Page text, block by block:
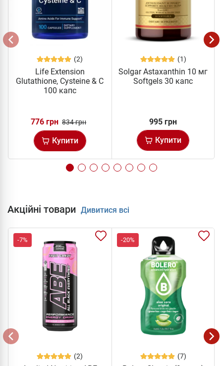
(2)
Life Extension
Glutathione, Cysteine & C
100 капс
776 грн 834 грн
Купити
(1)
Solgar Astaxanthin 10 мг
Softgels 30 капс
995 грн
Купити
Акційні товари Дивитися всі
-7%
(2)
-20%
(7)